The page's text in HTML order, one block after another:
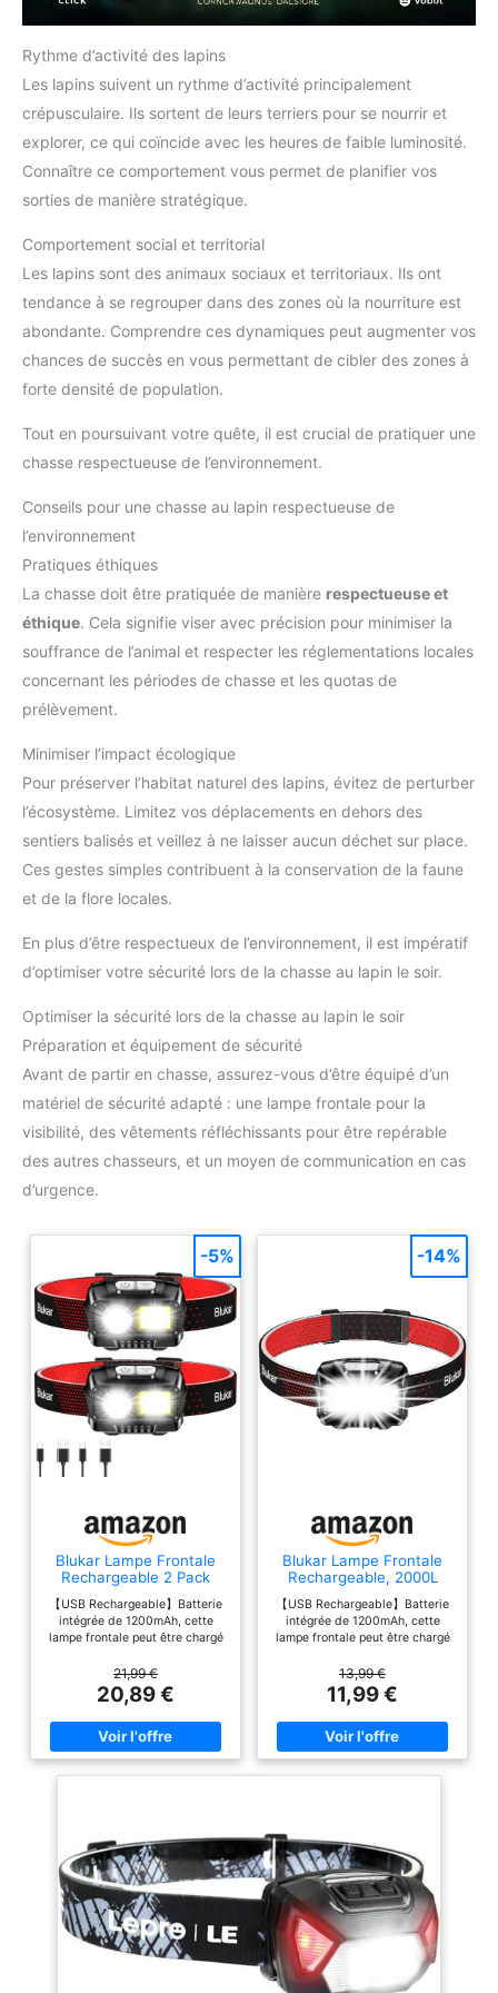
Rythme d’activité des lapins
Les lapins suivent un rythme d’activité principalement
crépusculaire. Ils sortent de leurs terriers pour se nourrir et
explorer, ce qui coïncide avec les heures de faible luminosité.
Connaître ce comportement vous permet de planifier vos
sorties de manière stratégique.
Comportement social et territorial
Les lapins sont des animaux sociaux et territoriaux. Ils ont
tendance à se regrouper dans des zones où la nourriture est
abondante. Comprendre ces dynamiques peut augmenter vos
chances de succès en vous permettant de cibler des zones à
forte densité de population.
Tout en poursuivant votre quête, il est crucial de pratiquer une
chasse respectueuse de l’environnement.
Conseils pour une chasse au lapin respectueuse de
l’environnement
Pratiques éthiques
La chasse doit être pratiquée de manière respectueuse et
éthique. Cela signifie viser avec précision pour minimiser la
souffrance de l’animal et respecter les réglementations locales
concernant les périodes de chasse et les quotas de
prélèvement.
Minimiser l’impact écologique
Pour préserver l’habitat naturel des lapins, évitez de perturber
l’écosystème. Limitez vos déplacements en dehors des
sentiers balisés et veillez à ne laisser aucun déchet sur place.
Ces gestes simples contribuent à la conservation de la faune
et de la flore locales.
En plus d’être respectueux de l’environnement, il est impératif
d’optimiser votre sécurité lors de la chasse au lapin le soir.
Optimiser la sécurité lors de la chasse au lapin le soir
Préparation et équipement de sécurité
Avant de partir en chasse, assurez-vous d’être équipé d’un
matériel de sécurité adapté : une lampe frontale pour la
visibilité, des vêtements réfléchissants pour être repérable
des autres chasseurs, et un moyen de communication en cas
d’urgence.
Blukar Lampe Frontale
Rechargeable 2 Pack
2000L Super Lumineux
IPX5 Étanche
【USB Rechargeable】Batterie
intégrée de 1200mAh, cette
lampe frontale peut être chargé
phare puissant peut supporter
des activités de plein air à long
terme après une charge
complète, vous offrant une
durée d'éclairage plus longue et
une expérience de charge plus
sur 2 boutons pour changer de
modes différents. 5 Modes
d'éclairage conventionnels: XPG
Blanche/COB
Blanche/XPG+COB
Blanche/COB Rouge/COB
Stroboscopique Rouge. 3
Modes d'éclairage du capteur:
21,99 €
20,89 €
-5%
Blukar Lampe Frontale
Rechargeable, 2000L
Super Lumineux IPX5
Étanche
【USB Rechargeable】Batterie
intégrée de 1200mAh, cette
lampe frontale peut être chargé
phare puissant peut supporter
des activités de plein air à long
terme après une charge
complète, vous offrant une
durée d'éclairage plus longue et
une expérience de charge plus
sur 2 boutons pour changer de
modes différents. 5 Modes
d'éclairage conventionnels: XPG
Blanche/COB
Blanche/XPG+COB
Blanche/COB Rouge/COB
Stroboscopique Rouge. 3
Modes d'éclairage du capteur:
XPG Blanche/COB
Blanche/XPG+COB Blanche. La
13,99 €
11,99 €
-14%